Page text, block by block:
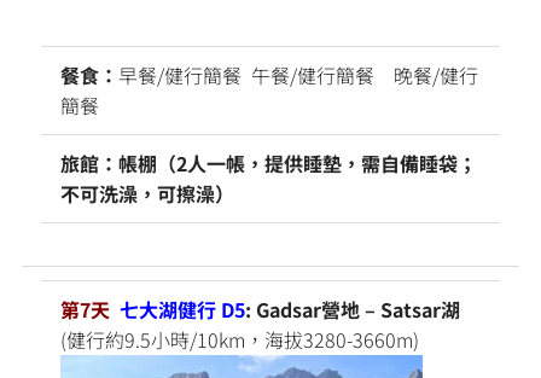
餐食： 早餐/健行簡餐 午餐/健行簡餐 晚餐/健行
簡餐
旅館：帳棚（2人一帳，提供睡墊，需自備睡袋；
不可洗澡，可擦澡）
第7天 七大湖健行 D5: Gadsar營地 – Satsar湖
(健行約9.5小時/10km，海拔3280-3660m)